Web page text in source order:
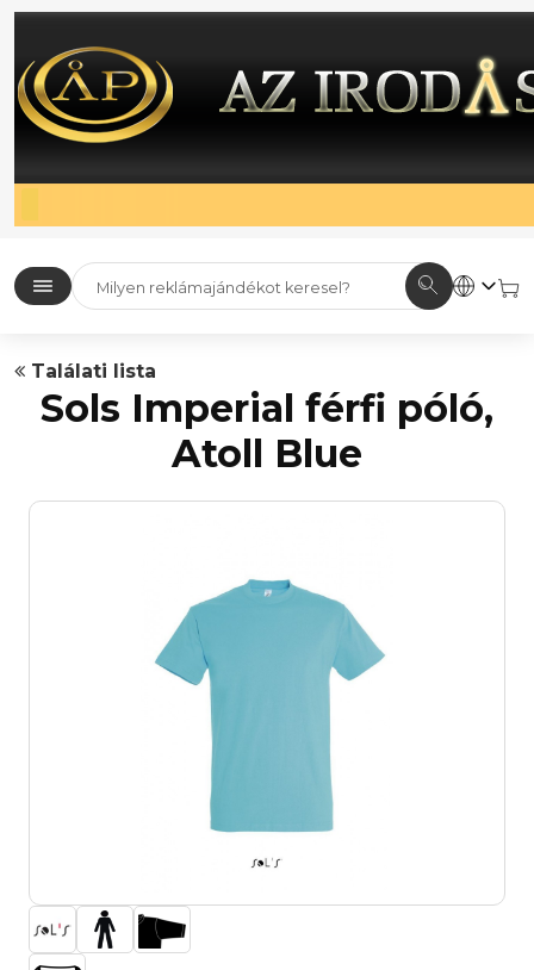
Találati lista
Sols Imperial férfi póló,
Atoll Blue